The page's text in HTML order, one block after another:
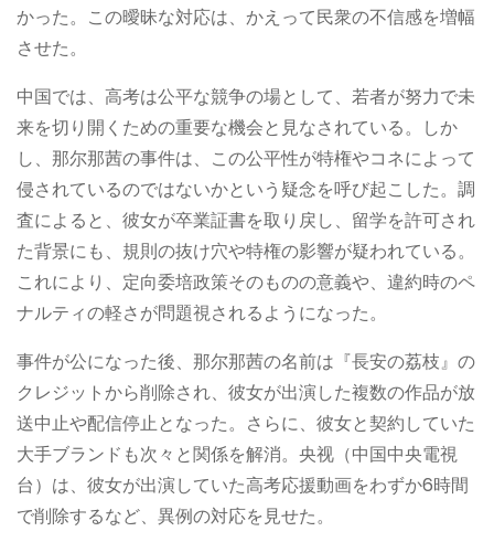
かった。この曖昧な対応は、かえって民衆の不信感を増幅
させた。
中国では、高考は公平な競争の場として、若者が努力で未
来を切り開くための重要な機会と見なされている。しか
し、那尔那茜の事件は、この公平性が特権やコネによって
侵されているのではないかという疑念を呼び起こした。調
査によると、彼女が卒業証書を取り戻し、留学を許可され
た背景にも、規則の抜け穴や特権の影響が疑われている。
これにより、定向委培政策そのものの意義や、違約時のペ
ナルティの軽さが問題視されるようになった。
事件が公になった後、那尔那茜の名前は『長安の荔枝』の
クレジットから削除され、彼女が出演した複数の作品が放
送中止や配信停止となった。さらに、彼女と契約していた
大手ブランドも次々と関係を解消。央视（中国中央電視
台）は、彼女が出演していた高考応援動画をわずか6時間
で削除するなど、異例の対応を見せた。